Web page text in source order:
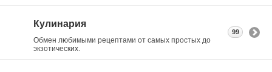
Кулинария
Обмен любимыми рецептами от самых простых до
экзотических.
99